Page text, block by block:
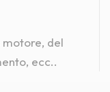
del
ecc..